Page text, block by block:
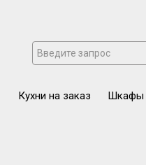
Кухни на заказ
Шкафы